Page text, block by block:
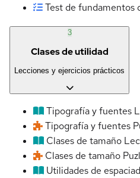
Test de fundamentos
3
Clases de utilidad
Lecciones y ejercicios prácticos
Tipografía y fuentes
Tipografía y fuentes
Clases de tamaño
Clases de tamaño
Utilidades de